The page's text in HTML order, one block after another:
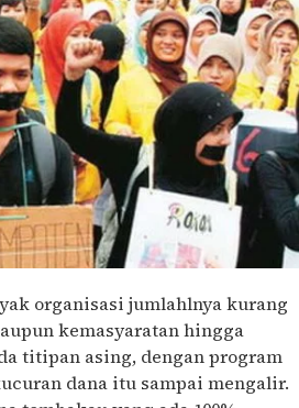
organisasi jumlahlnya kurang
kemasyaratan hingga
titipan asing, dengan program
dana itu sampai mengalir.